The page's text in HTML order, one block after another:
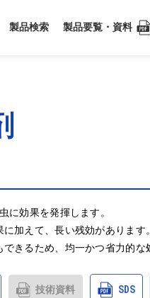
製品検索 製品要覧・資料
に効果を発揮します。
加えて、長い残効があります。
きるため、均一かつ省力的な
技術資料 SDS